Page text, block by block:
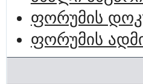
ფორუმის
ფორუმის